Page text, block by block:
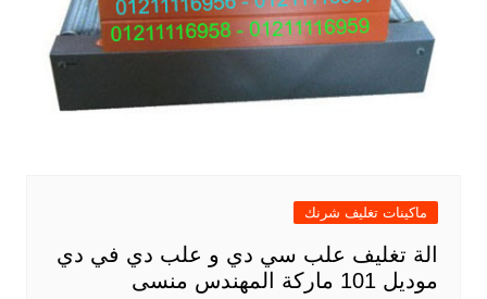
ماكينات تغليف شرنك
الة تغليف علب سي دي و علب دي في دي
موديل 101 ماركة المهندس منسى